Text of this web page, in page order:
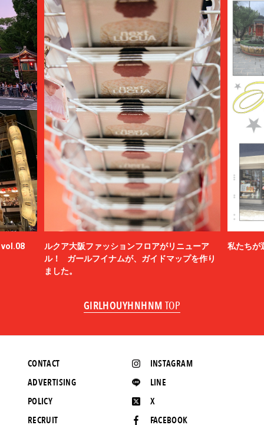
vol.08
ルクア大阪ファッションフロアがリニューア
ル！ ガールフイナムが、ガイドマップを作り
ました。
私たちが
GIRLHOUYHNHNM TOP
INSTAGRAM
LINE
X
FACEBOOK
CONTACT
ADVERTISING
POLICY
RECRUIT